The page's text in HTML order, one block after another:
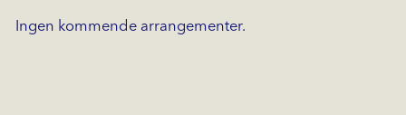
Ingen kommende arrangementer.